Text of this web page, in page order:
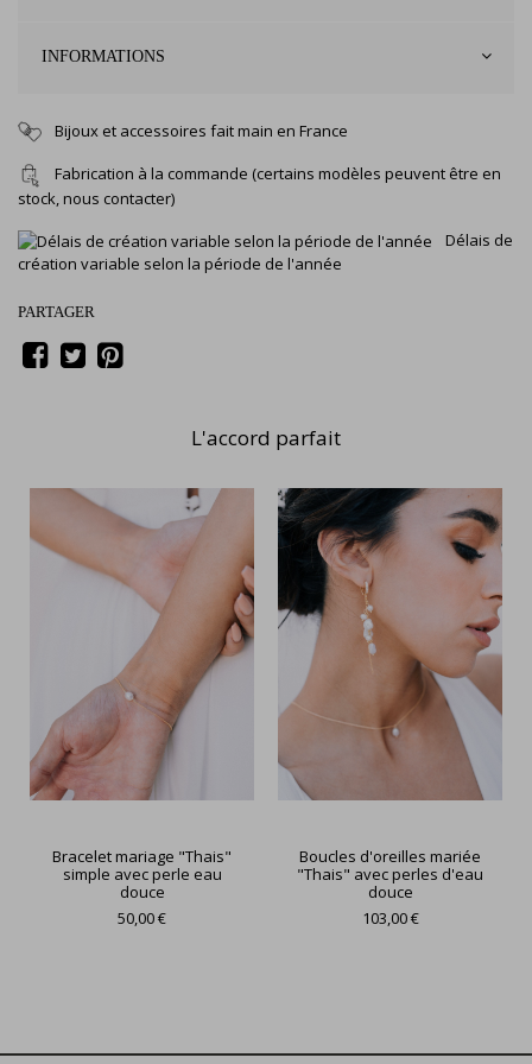
INFORMATIONS
Bijoux et accessoires fait main en France
Fabrication à la commande (certains modèles peuvent être en
stock, nous contacter)
Délais de
création variable selon la période de l'année
PARTAGER
L'accord parfait
Bracelet mariage "Thais"
simple avec perle eau
douce
50,00 €
Boucles d'oreilles mariée
"Thais" avec perles d'eau
douce
103,00 €